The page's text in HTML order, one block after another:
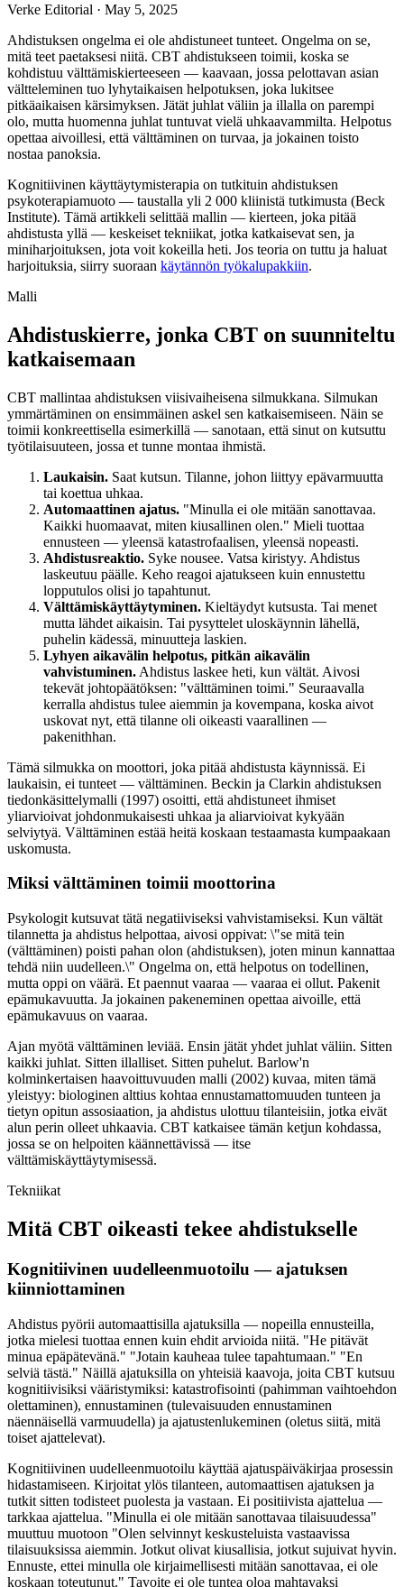
Verke Editorial · May 5, 2025
Ahdistuksen ongelma ei ole ahdistuneet tunteet. Ongelma on se,
mitä teet paetaksesi niitä. CBT ahdistukseen toimii, koska se
kohdistuu välttämiskierteeseen — kaavaan, jossa pelottavan asian
vältteleminen tuo lyhytaikaisen helpotuksen, joka lukitsee
pitkäaikaisen kärsimyksen. Jätät juhlat väliin ja illalla on parempi
olo, mutta huomenna juhlat tuntuvat vielä uhkaavammilta. Helpotus
opettaa aivoillesi, että välttäminen on turvaa, ja jokainen toisto
nostaa panoksia.
Kognitiivinen käyttäytymisterapia on tutkituin ahdistuksen
psykoterapiamuoto — taustalla yli 2 000 kliinistä tutkimusta (Beck
Institute). Tämä artikkeli selittää mallin — kierteen, joka pitää
ahdistusta yllä — keskeiset tekniikat, jotka katkaisevat sen, ja
miniharjoituksen, jota voit kokeilla heti. Jos teoria on tuttu ja haluat
harjoituksia, siirry suoraan käytännön työkalupakkiin.
Malli
Ahdistuskierre, jonka CBT on suunniteltu
katkaisemaan
CBT mallintaa ahdistuksen viisivaiheisena silmukkana. Silmukan
ymmärtäminen on ensimmäinen askel sen katkaisemiseen. Näin se
toimii konkreettisella esimerkillä — sanotaan, että sinut on kutsuttu
työtilaisuuteen, jossa et tunne montaa ihmistä.
Laukaisin. Saat kutsun. Tilanne, johon liittyy epävarmuutta
tai koettua uhkaa.
Automaattinen ajatus. "Minulla ei ole mitään sanottavaa.
Kaikki huomaavat, miten kiusallinen olen." Mieli tuottaa
ennusteen — yleensä katastrofaalisen, yleensä nopeasti.
Ahdistusreaktio. Syke nousee. Vatsa kiristyy. Ahdistus
laskeutuu päälle. Keho reagoi ajatukseen kuin ennustettu
lopputulos olisi jo tapahtunut.
Välttämiskäyttäytyminen. Kieltäydyt kutsusta. Tai menet
mutta lähdet aikaisin. Tai pysyttelet uloskäynnin lähellä,
puhelin kädessä, minuutteja laskien.
Lyhyen aikavälin helpotus, pitkän aikavälin
vahvistuminen. Ahdistus laskee heti, kun vältät. Aivosi
tekevät johtopäätöksen: "välttäminen toimi." Seuraavalla
kerralla ahdistus tulee aiemmin ja kovempana, koska aivot
uskovat nyt, että tilanne oli oikeasti vaarallinen —
pakenithhan.
Tämä silmukka on moottori, joka pitää ahdistusta käynnissä. Ei
laukaisin, ei tunteet — välttäminen. Beckin ja Clarkin ahdistuksen
tiedonkäsittelymalli (1997) osoitti, että ahdistuneet ihmiset
yliarvioivat johdonmukaisesti uhkaa ja aliarvioivat kykyään
selviytyä. Välttäminen estää heitä koskaan testaamasta kumpaakaan
uskomusta.
Miksi välttäminen toimii moottorina
Psykologit kutsuvat tätä negatiiviseksi vahvistamiseksi. Kun vältät
tilannetta ja ahdistus helpottaa, aivosi oppivat: \"se mitä tein
(välttäminen) poisti pahan olon (ahdistuksen), joten minun kannattaa
tehdä niin uudelleen.\" Ongelma on, että helpotus on todellinen,
mutta oppi on väärä. Et paennut vaaraa — vaaraa ei ollut. Pakenit
epämukavuutta. Ja jokainen pakeneminen opettaa aivoille, että
epämukavuus on vaaraa.
Ajan myötä välttäminen leviää. Ensin jätät yhdet juhlat väliin. Sitten
kaikki juhlat. Sitten illalliset. Sitten puhelut. Barlow'n
kolminkertaisen haavoittuvuuden malli (2002) kuvaa, miten tämä
yleistyy: biologinen alttius kohtaa ennustamattomuuden tunteen ja
tietyn opitun assosiaation, ja ahdistus ulottuu tilanteisiin, jotka eivät
alun perin olleet uhkaavia. CBT katkaisee tämän ketjun kohdassa,
jossa se on helpoiten käännettävissä — itse
välttämiskäyttäytymisessä.
Tekniikat
Mitä CBT oikeasti tekee ahdistukselle
Kognitiivinen uudelleenmuotoilu — ajatuksen
kiinniottaminen
Ahdistus pyörii automaattisilla ajatuksilla — nopeilla ennusteilla,
jotka mielesi tuottaa ennen kuin ehdit arvioida niitä. "He pitävät
minua epäpätevänä." "Jotain kauheaa tulee tapahtumaan." "En
selviä tästä." Näillä ajatuksilla on yhteisiä kaavoja, joita CBT kutsuu
kognitiivisiksi vääristymiksi: katastrofisointi (pahimman vaihtoehdon
olettaminen), ennustaminen (tulevaisuuden ennustaminen
näennäisellä varmuudella) ja ajatustenlukeminen (oletus siitä, mitä
toiset ajattelevat).
Kognitiivinen uudelleenmuotoilu käyttää ajatuspäiväkirjaa prosessin
hidastamiseen. Kirjoitat ylös tilanteen, automaattisen ajatuksen ja
tutkit sitten todisteet puolesta ja vastaan. Ei positiivista ajattelua —
tarkkaa ajattelua. "Minulla ei ole mitään sanottavaa tilaisuudessa"
muuttuu muotoon "Olen selvinnyt keskusteluista vastaavissa
tilaisuuksissa aiemmin. Jotkut olivat kiusallisia, jotkut sujuivat hyvin.
Ennuste, ettei minulla ole kirjaimellisesti mitään sanottavaa, ei ole
koskaan toteutunut." Tavoite ei ole tuntea oloa mahtavaksi